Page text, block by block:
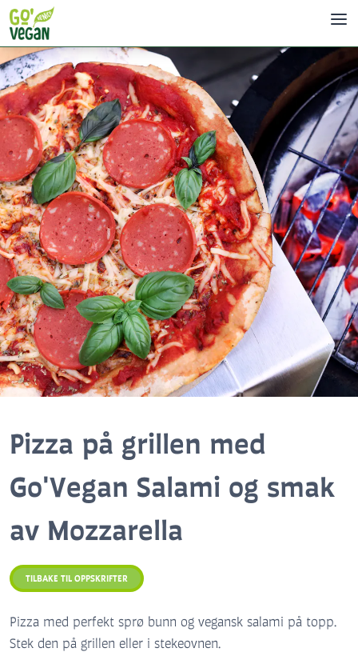
Pizza på grillen med
Go'Vegan Salami og smak
av Mozzarella
TILBAKE TIL OPPSKRIFTER
Pizza med perfekt sprø bunn og vegansk salami på topp.
Stek den på grillen eller i stekeovnen.